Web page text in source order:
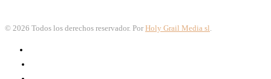
© 2026 Todos los derechos reservador. Por Holy Grail Media sl